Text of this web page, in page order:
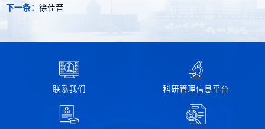
下一条： 徐佳音
联系我们 科研管理信息平台